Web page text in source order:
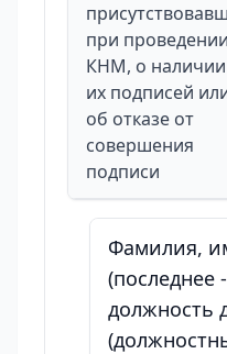
при проведении
КНМ, о наличии
их подписей
об отказе от
совершения
подписи
Фамилия,
(последнее
должность